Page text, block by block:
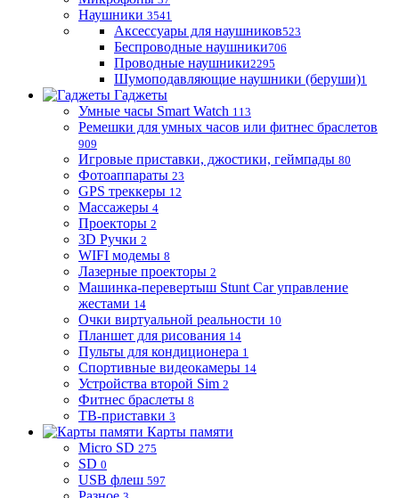
Наушники 3541
Аксессуары для наушников523
Беспроводные наушники706
Проводные наушники2295
Шумоподавляющие наушники (беруши)1
Гаджеты
Умные часы Smart Watch 113
Ремешки для умных часов или фитнес браслетов
909
Игровые приставки, джостики, геймпады 80
Фотоаппараты 23
GPS треккеры 12
Массажеры 4
Проекторы 2
3D Ручки 2
WIFI модемы 8
Лазерные проекторы 2
Машинка-перевертыш Stunt Car управление
жестами 14
Очки виртуальной реальности 10
Планшет для рисования 14
Пульты для кондиционера 1
Спортивные видеокамеры 14
Устройства второй Sim 2
Фитнес браслеты 8
ТВ-приставки 3
Карты памяти
Micro SD 275
SD 0
USB флеш 597